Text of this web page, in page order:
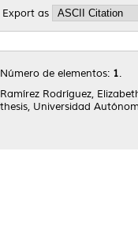
Export as
Número de elementos: 1.
Ramírez Rodríguez,
thesis, Universidad